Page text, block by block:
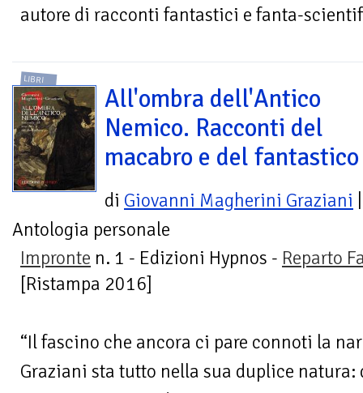
autore di racconti fantastici e fanta-
LIBRI
All'ombra dell'Antico
Nemico. Racconti del
macabro e del fantastico
di Giovanni Magherini Graziani
Antologia personale
Impronte n. 1 - Edizioni Hypnos - Reparto
[Ristampa 2016]
“Il fascino che ancora ci pare connoti la
Graziani sta tutto nella sua duplice natura: